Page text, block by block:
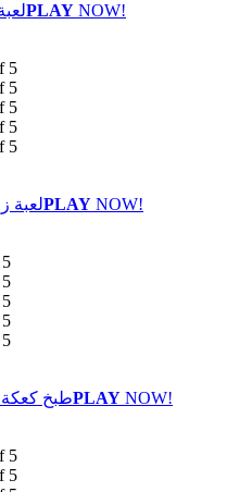
PLAY NOW!
PLAY NOW!
PLAY NOW!